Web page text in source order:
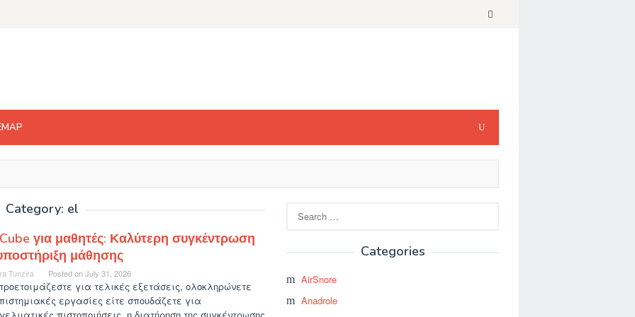
Category: el
για μαθητές: Καλύτερη συγκέντρωση
μάθησης
Tunzira Posted onJuly 31, 2026
για τελικές εξετάσεις, ολοκληρώνετε
εργασίες είτε σπουδάζετε για
for:
Categories
AirSnore
Anadrole